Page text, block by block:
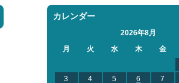
カレンダー
2026年8月
月
火 水 木 金
3
4 5 6 7